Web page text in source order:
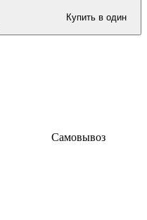
Купить в один
Самовывоз